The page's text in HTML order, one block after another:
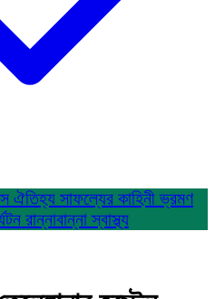
ঐতিহ্য সাফল্যের কাহিনীভ্রমণ
রান্নাবান্নাস্বাস্থ্য